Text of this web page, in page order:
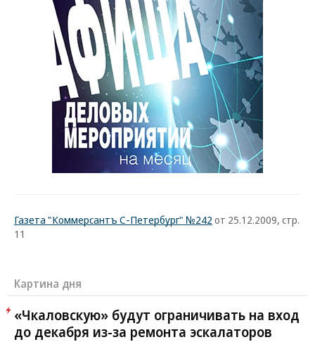
Газета "Коммерсантъ С-Петербург" №242 от 25.12.2009, стр.
11
Картина дня
«Чкаловскую» будут ограничивать на вход
до декабря из-за ремонта эскалаторов